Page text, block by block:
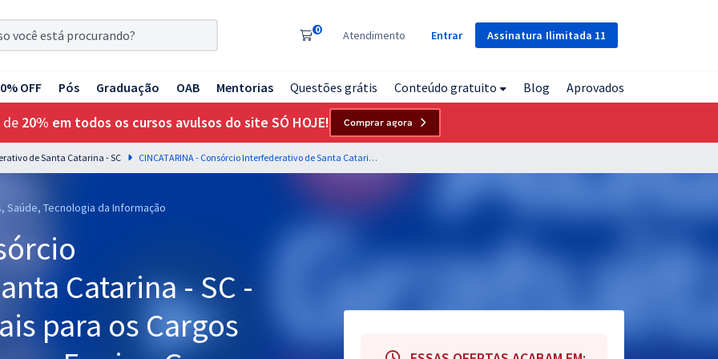
Assinatura Ilimitada 11
0 Atendimento Entrar
OFF Pós Graduação OAB Mentorias Questões grátis Conteúdo gratuito Blog Aprovados
de 20% em todos os cursos avulsos do site SÓ HOJE! Comprar agora
de Santa Catarina - SC CINCATARINA - Consórcio Interfederativo de Santa Catarina - SC - Conhecimentos Gerais para os Cargos de Nível Superior com a Equipe Gran
Tecnologia da Informação
Catarina - SC -
para os Cargos